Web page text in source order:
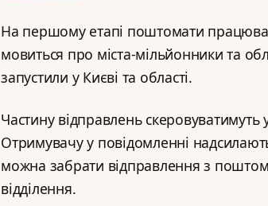
На першому етапі поштомати
мовиться про міста-мільйонники та
запустили у Києві та області.
Частину відправлень
Отримувачу у повідомленні
можна забрати відправлення з
відділення.